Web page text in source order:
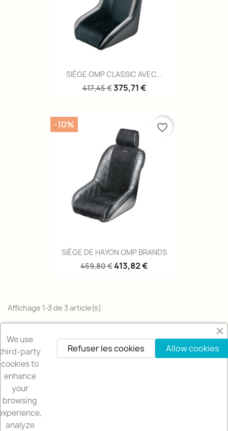
SIÈGE OMP CLASSIC AVEC...
417,45 €375,71 €
SIÈGE DE HAYON OMP BRANDS
459,80 €413,82 €
-10% favorite_border
Affichage 1-3 de 3 article(s)
Retour en haut
NOTRE SOCIETÉ
We use
party
cookies to
enhance
your
browsing
analyze
Allow cookies
Refuser les cookies